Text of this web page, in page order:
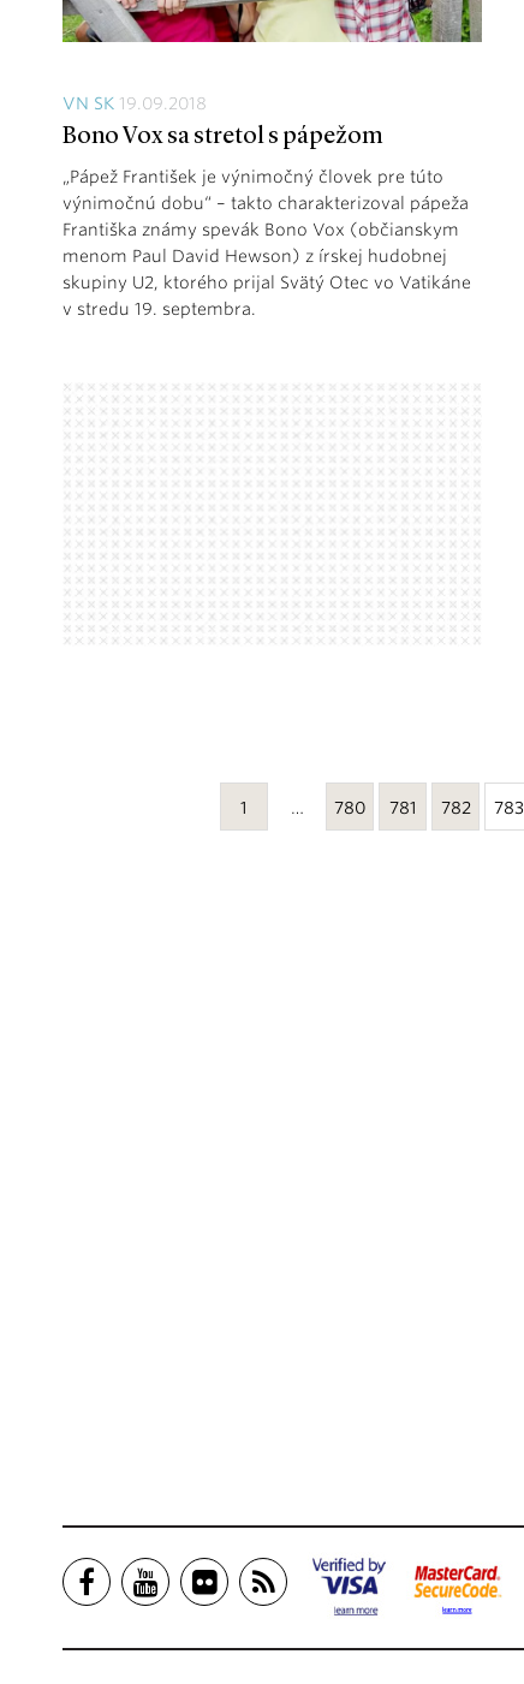
VN SK 19.09.2018
Bono Vox sa stretol s pápežom
„Pápež František je výnimočný človek pre túto
výnimočnú dobu“ – takto charakterizoval pápeža
Františka známy spevák Bono Vox (občianskym
menom Paul David Hewson) z írskej hudobnej
skupiny U2, ktorého prijal Svätý Otec vo Vatikáne
v stredu 19. septembra.
1 … 780 781 782 783